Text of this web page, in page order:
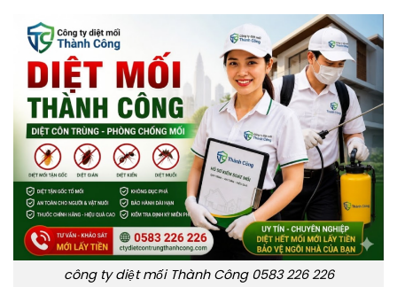
công ty diệt mối Thành Công 0583 226 226